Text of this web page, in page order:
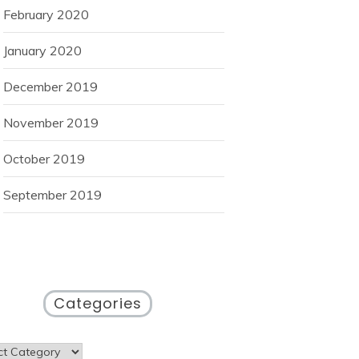
February 2020
January 2020
December 2019
November 2019
October 2019
September 2019
Categories